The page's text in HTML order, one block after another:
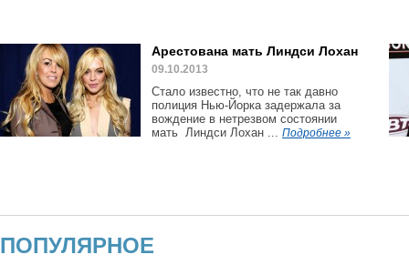
Арестована мать Линдси Лохан
09.10.2013
Стало известно, что не так давно
полиция Нью-Йорка задержала за
вождение в нетрезвом состоянии
мать Линдси Лохан ... Подробнее »
ПОПУЛЯРНОЕ